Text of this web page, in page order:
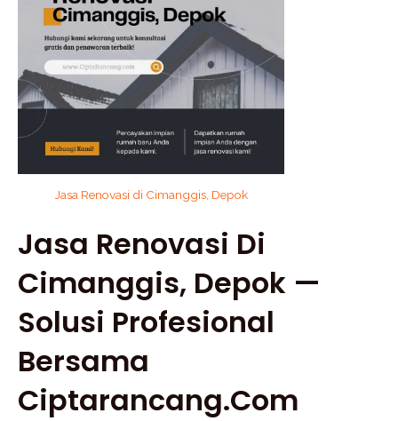
Jasa Renovasi di Cimanggis, Depok
Jasa Renovasi Di
Cimanggis, Depok —
Solusi Profesional
Bersama
Ciptarancang.com